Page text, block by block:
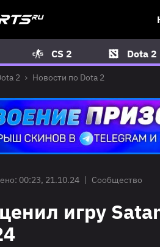
CS 2 Dota 2
2 Новости по Dota 2
00:23, 21.10.24 | Сообщество
игру